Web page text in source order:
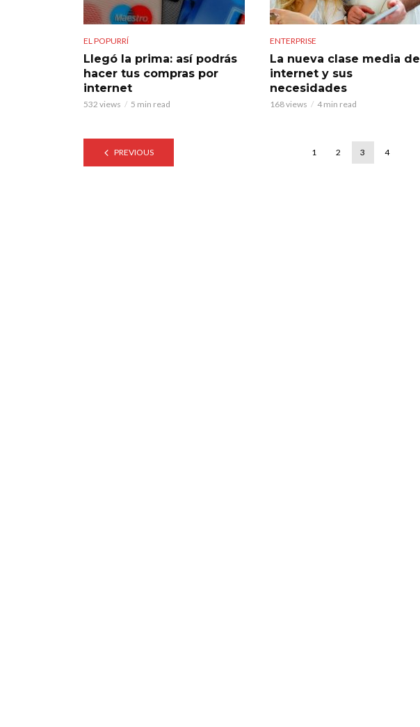
EL POPURRÍ
Llegó la prima: así podrás
hacer tus compras por
internet
532 views 5 min read
ENTERPRISE
La nueva clase media de
internet y sus
necesidades
168 views 4 min read
PREVIOUS 1 2 3 4